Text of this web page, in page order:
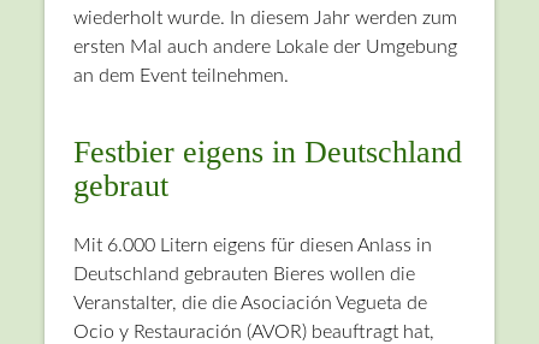
wiederholt wurde. In diesem Jahr werden zum
ersten Mal auch andere Lokale der Umgebung
an dem Event teilnehmen.
Festbier eigens in Deutschland
gebraut
Mit 6.000 Litern eigens für diesen Anlass in
Deutschland gebrauten Bieres wollen die
Veranstalter, die die Asociación Vegueta de
Ocio y Restauración (AVOR) beauftragt hat,